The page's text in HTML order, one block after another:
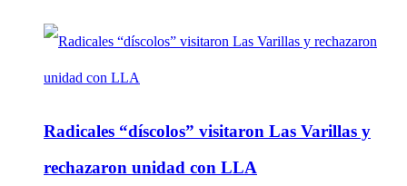
Radicales “díscolos” visitaron Las Varillas y
rechazaron unidad con LLA